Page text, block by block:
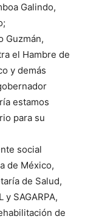
Galindo,
Guzmán,
el Hambre de
y demás
estamos
para su
social
de México,
de Salud,
y SAGARPA,
de